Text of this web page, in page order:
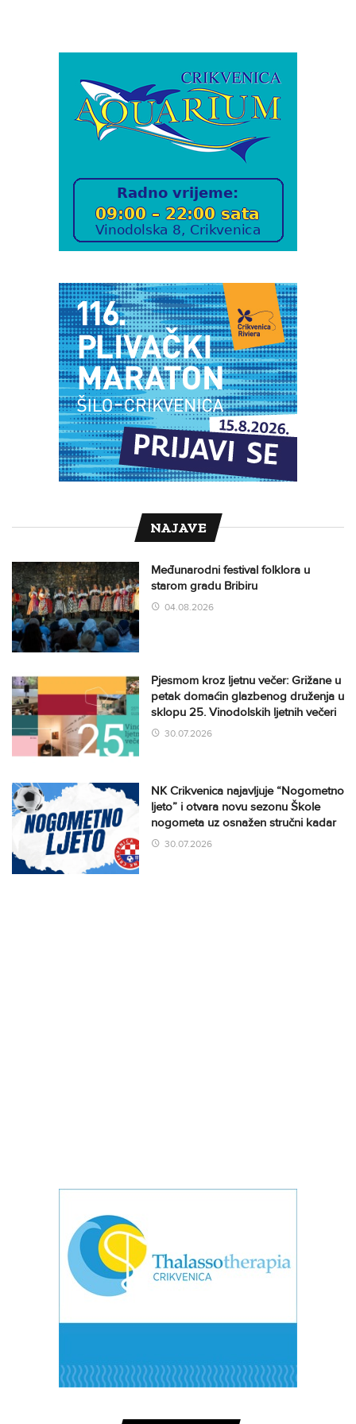
NAJAVE
Međunarodni festival folklora u
starom gradu Bribiru
04.08.2026
Pjesmom kroz ljetnu večer: Grižane u
petak domaćin glazbenog druženja u
sklopu 25. Vinodolskih ljetnih večeri
30.07.2026
NK Crikvenica najavljuje “Nogometno
ljeto” i otvara novu sezonu Škole
nogometa uz osnažen stručni kadar
30.07.2026